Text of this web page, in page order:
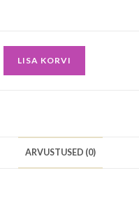
LISA KORVI
ARVUSTUSED (0)